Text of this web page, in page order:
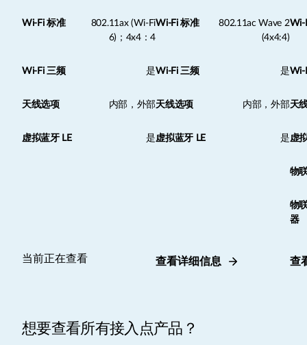
Wi-Fi 标准
802.11ax (Wi-Fi
6)；4x4：4
Wi-Fi 三频 是
天线选项 内部，外部
虚拟蓝牙 LE 是
当前正在查看
Wi-Fi 标准
802.11ac Wave 2
(4x4:4)
Wi-Fi 三频 是
天线选项 内部，外部
虚拟蓝牙 LE 是
查看详细信息
Wi-
Wi-
天
虚
物
物
器
查
想要查看所有接入点产品？